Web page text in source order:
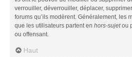
verrouiller, déverrouiller, déplacer,
forums qu’ils modèrent. Généralement, les
que les utilisateurs partent en hors-sujetou
ou offensant.
Haut